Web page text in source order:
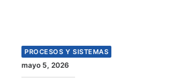
PROCESOS Y SISTEMAS
mayo 5, 2026